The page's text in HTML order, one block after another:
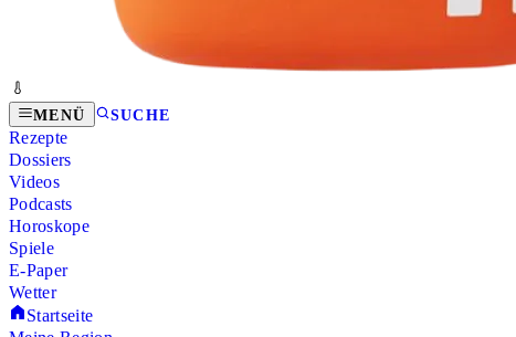
MENÜ SUCHE
Rezepte
Dossiers
Videos
Podcasts
Horoskope
Spiele
E-Paper
Wetter
Startseite